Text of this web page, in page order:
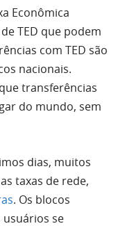
Econômica
TED que podem
com TED são
nacionais.
transferências
do mundo, sem
dias, muitos
taxas de rede,
. Os blocos
se